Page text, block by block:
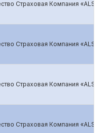
Страховая Компания
Страховая Компания
Страховая Компания
Страховая Компания